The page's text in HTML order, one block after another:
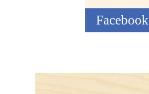
Facebook